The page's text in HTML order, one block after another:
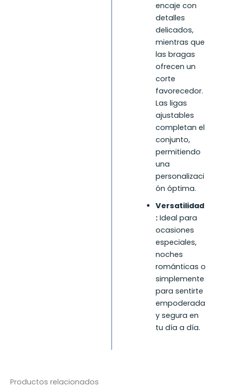
encaje con
detalles
delicados,
mientras que
las bragas
ofrecen un
corte
favorecedor.
Las ligas
ajustables
completan el
conjunto,
permitiendo
una
personalizaci
ón óptima.
Versatilidad
:Ideal para
ocasiones
especiales,
noches
románticas o
simplemente
para sentirte
empoderada
y segura en
tu día a día.
Productos relacionados